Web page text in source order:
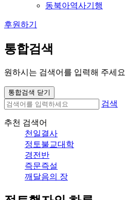
동북아역사기행
후원하기
통합검색
원하시는 검색어를 입력해 주세요
통합검색 닫기
검색
추천 검색어
천일결사
정토불교대학
경전반
즉문즉설
깨달음의 장